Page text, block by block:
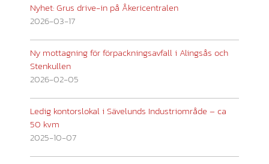
Nyhet: Grus drive-in på Åkericentralen
2026-03-17
Ny mottagning för förpackningsavfall i Alingsås och
Stenkullen
2026-02-05
Ledig kontorslokal i Sävelunds Industriområde – ca
50 kvm
2025-10-07
Åkericentralen i Alingsås AB
Besöksadress:
Bultgatan 2, 441 38 ALINGSÅS
Sävelundsgatan 10 B, 441 38 ALINGSÅS